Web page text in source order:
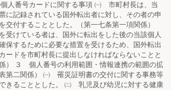
人番号カードに関する事項 ㈠ 市町村長は、当
に記録されている国外転出者に対し、その者の申
交付することとした。（第一七条第一項関係）
けている者は、国外に転出をした後の当該個人
保するために必要な措置を受けるため、国外転出
ードを市町村長に提出しなければならないことと
） ３ 個人番号の利用範囲・情報連携の範囲の拡
第二関係） ㈠ 罹災証明書の交付に関する事務等
きることとした。 ㈡ 乳児及び幼児に対する健康